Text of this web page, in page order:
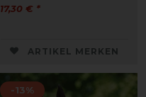
17,30 € *
ARTIKEL MERKEN
-13%